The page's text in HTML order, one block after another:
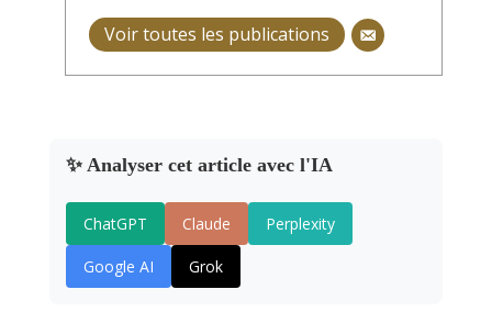
Voir toutes les publications
✨ Analyser cet article avec l'IA
ChatGPT Claude Perplexity
Google AI Grok